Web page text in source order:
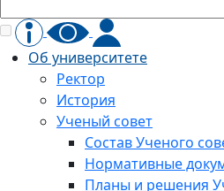
Об университете
Ректор
История
Ученый совет
Состав Ученого
Нормативные
Планы и решения